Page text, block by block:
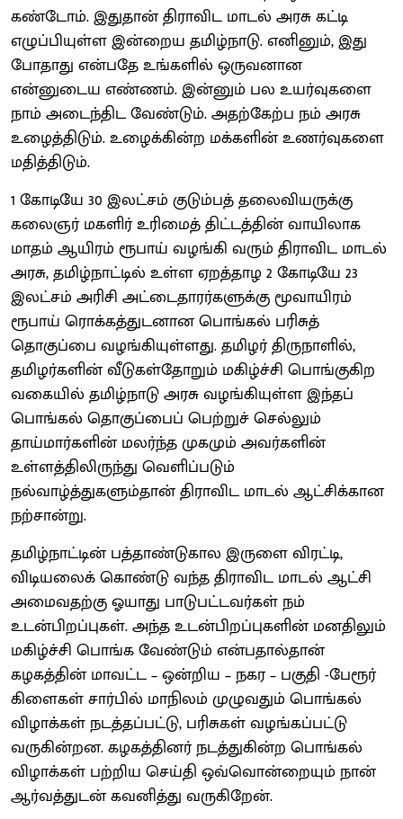
கண்டோம். இதுதான் திராவிட மாடல் அரசு கட்டி
எழுப்பியுள்ள இன்றைய தமிழ்நாடு. எனினும், இது
போதாது என்பதே உங்களில் ஒருவனான
என்னுடைய எண்ணம். இன்னும் பல உயர்வுகளை
நாம் அடைந்திட வேண்டும். அதற்கேற்ப நம் அரசு
உழைத்திடும். உழைக்கின்ற மக்களின் உணர்வுகளை
மதித்திடும்.
1 கோடியே 30 இலட்சம் குடும்பத் தலைவியருக்கு
கலைஞர் மகளிர் உரிமைத் திட்டத்தின் வாயிலாக
மாதம் ஆயிரம் ரூபாய் வழங்கி வரும் திராவிட மாடல்
அரசு, தமிழ்நாட்டில் உள்ள ஏறத்தாழ 2 கோடியே 23
இலட்சம் அரிசி அட்டைதாரர்களுக்கு மூவாயிரம்
ரூபாய் ரொக்கத்துடனான பொங்கல் பரிசுத்
தொகுப்பை வழங்கியுள்ளது. தமிழர் திருநாளில்,
தமிழர்களின் வீடுகள்தோறும் மகிழ்ச்சி பொங்குகிற
வகையில் தமிழ்நாடு அரசு வழங்கியுள்ள இந்தப்
பொங்கல் தொகுப்பைப் பெற்றுச் செல்லும்
தாய்மார்களின் மலர்ந்த முகமும் அவர்களின்
உள்ளத்திலிருந்து வெளிப்படும்
நல்வாழ்த்துகளும்தான் திராவிட மாடல் ஆட்சிக்கான
நற்சான்று.
தமிழ்நாட்டின் பத்தாண்டுகால இருளை விரட்டி,
விடியலைக் கொண்டு வந்த திராவிட மாடல் ஆட்சி
அமைவதற்கு ஓயாது பாடுபட்டவர்கள் நம்
உடன்பிறப்புகள். அந்த உடன்பிறப்புகளின் மனதிலும்
மகிழ்ச்சி பொங்க வேண்டும் என்பதால்தான்
கழகத்தின் மாவட்ட – ஒன்றிய – நகர – பகுதி -பேரூர்
கிளைகள் சார்பில் மாநிலம் முழுவதும் பொங்கல்
விழாக்கள் நடத்தப்பட்டு, பரிசுகள் வழங்கப்பட்டு
வருகின்றன. கழகத்தினர் நடத்துகின்ற பொங்கல்
விழாக்கள் பற்றிய செய்தி ஒவ்வொன்றையும் நான்
ஆர்வத்துடன் கவனித்து வருகிறேன்.